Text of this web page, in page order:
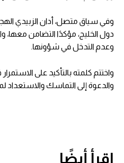
وفي سياق متصل، أدان الزبيدي
دول الخليج، مؤكدًا التضامن معها،
وعدم التدخل في شؤونها.
واختتم كلمته بالتأكيد على
والدعوة إلى التماسك والاستعداد
اقرأ أيضًا